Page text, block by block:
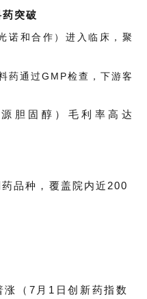
突破
诺和合作）进入临床，聚
药通过GMP检查，下游客
胆固醇）毛利率高达
品种，覆盖院内近200
（7月1日创新药指数